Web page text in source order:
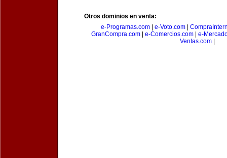
Otros dominios en venta:
e-Programas.com
e-Voto.com
GranCompra.com
e-Comercios.com
e-
Ventas.com|